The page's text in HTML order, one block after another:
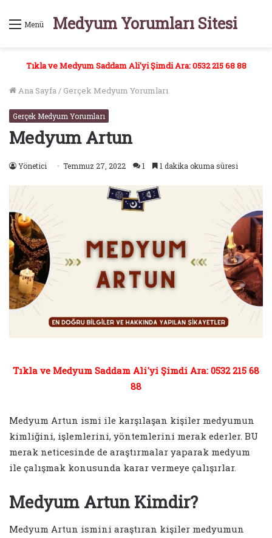
Menü Medyum Yorumları Sitesi
Tıkla ve Medyum Saddam Ali'yi Şimdi Ara: 0532 215 68 88
Ana Sayfa/ Gerçek Medyum Yorumları
Gerçek Medyum Yorumları
Medyum Artun
Yönetici Temmuz 27, 2022 1 1 dakika okuma süresi
Tıkla ve Medyum Saddam Ali'yi Şimdi Ara: 0532 215 68
88
Medyum Artun ismi ile karşılaşan kişiler medyumun
kimliğini, işlemlerini, yöntemlerini merak ederler. BU
merak neticesinde de araştırmalar yaparak medyum
ile çalışmak konusunda karar vermeye çalışırlar.
Medyum Artun Kimdir?
Medyum Artun ismini araştıran kişiler medyumun